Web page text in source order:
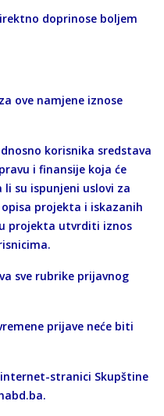
doprinose boljem
ove namjene iznose
korisnika sredstava
i finansije koja će
su ispunjeni uslovi za
projekta i iskazanih
projekta utvrditi iznos
sve rubrike prijavnog
prijave neće biti
stranici Skupštine